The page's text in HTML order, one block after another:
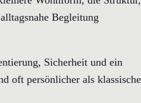
Begleitung
Sicherheit und ein
oft persönlicher als klassische